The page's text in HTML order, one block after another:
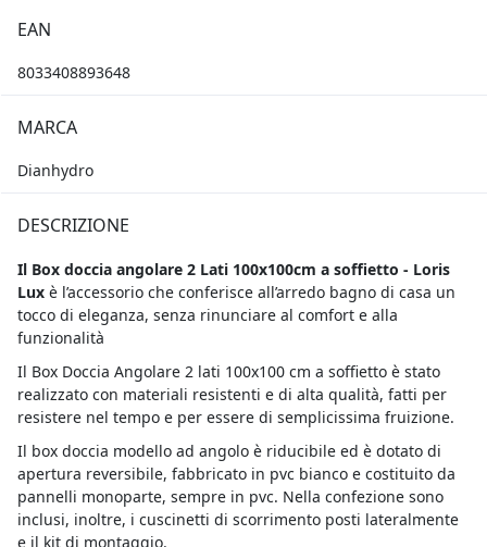
EAN
8033408893648
MARCA
Dianhydro
DESCRIZIONE
Il Box doccia angolare 2 Lati 100x100cm a soffietto - Loris
Luxè l’accessorio che conferisce all’arredo bagno di casa un
tocco di eleganza, senza rinunciare al comfort e alla
funzionalità
Il Box Doccia Angolare 2 lati 100x100 cm a soffietto è stato
realizzato con materiali resistenti e di alta qualità, fatti per
resistere nel tempo e per essere di semplicissima fruizione.
Il box doccia modello ad angolo è riducibile ed è dotato di
apertura reversibile, fabbricato in pvc bianco e costituito da
pannelli monoparte, sempre in pvc. Nella confezione sono
inclusi, inoltre, i cuscinetti di scorrimento posti lateralmente
e il kit di montaggio.